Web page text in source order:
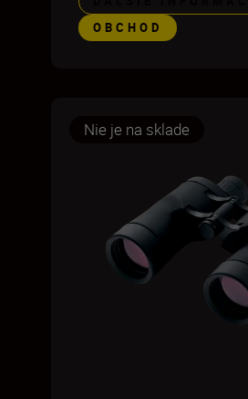
OBCHOD
Nie je na sklade